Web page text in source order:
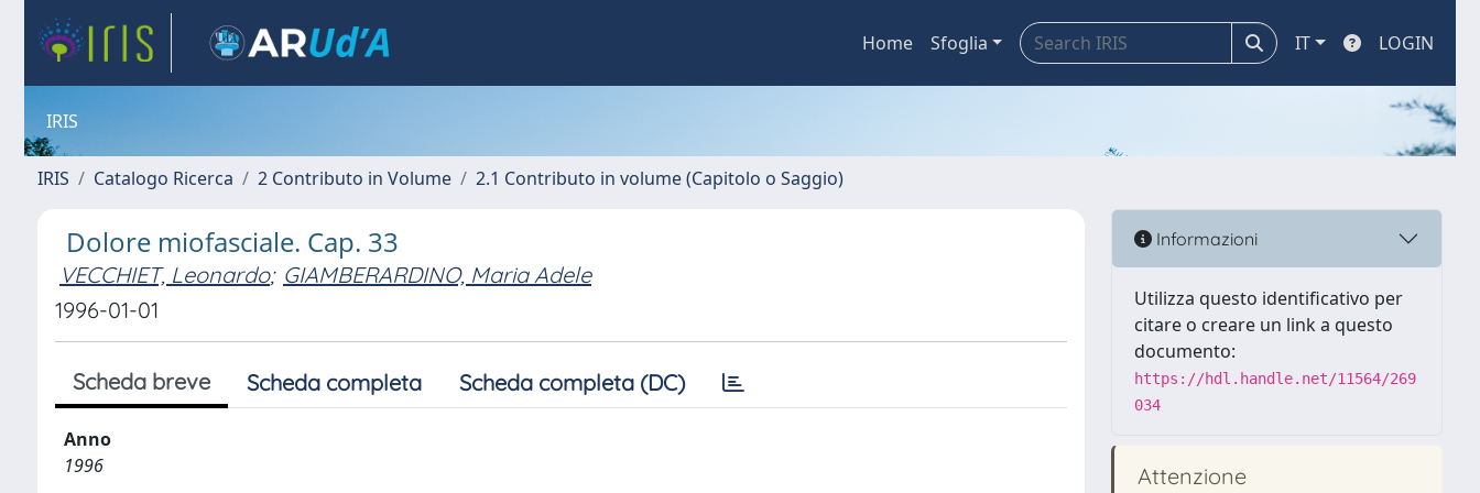
Home Sfoglia IT LOGIN
IRIS
IRIS Catalogo Ricerca 2 Contributo in Volume 2.1 Contributo in volume (Capitolo o Saggio)
Dolore miofasciale. Cap. 33
VECCHIET, Leonardo; GIAMBERARDINO, Maria Adele
1996-01-01
Scheda breve Scheda completa Scheda completa (DC)
Anno
1996
Informazioni
Utilizza questo identificativo per
citare o creare un link a questo
documento:
https://hdl.handle.net/11564/269
034
Attenzione